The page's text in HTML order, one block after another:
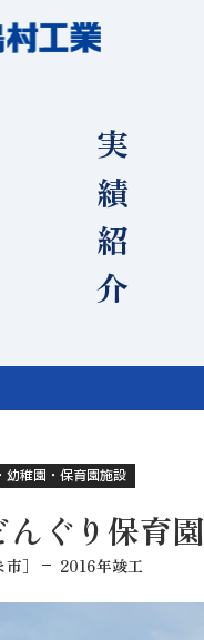
実績紹介
幼稚園・保育園施設
ぐり保育園
］ 2016年竣工